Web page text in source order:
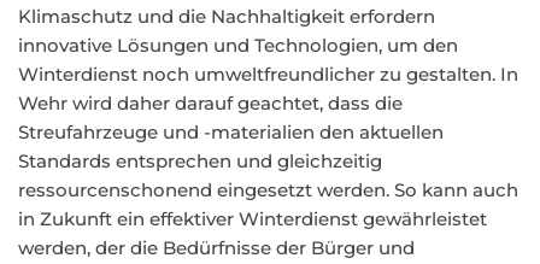
Klimaschutz und die Nachhaltigkeit erfordern
innovative Lösungen und Technologien, um den
Winterdienst noch umweltfreundlicher zu gestalten. In
Wehr wird daher darauf geachtet, dass die
Streufahrzeuge und -materialien den aktuellen
Standards entsprechen und gleichzeitig
ressourcenschonend eingesetzt werden. So kann auch
in Zukunft ein effektiver Winterdienst gewährleistet
werden, der die Bedürfnisse der Bürger und